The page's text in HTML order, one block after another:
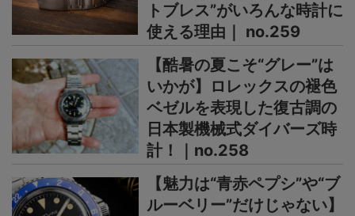
トブレス”がいろんな時計に
使える理由｜ no.259
【酷暑の夏こそ“グレー”は
いかが】ロレックスの褪色
ベゼルを表現した復古調の
日本製機械式ダイバーズ時
計！｜no.258
【魅力は“青赤ペプシ”や“ブ
ルーベリー”だけじゃない】